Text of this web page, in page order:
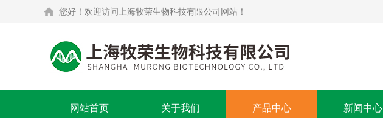
您好！欢迎访问上海牧荣生物科技有限公司网站！
网站首页 关于我们 产品中心 新闻中心